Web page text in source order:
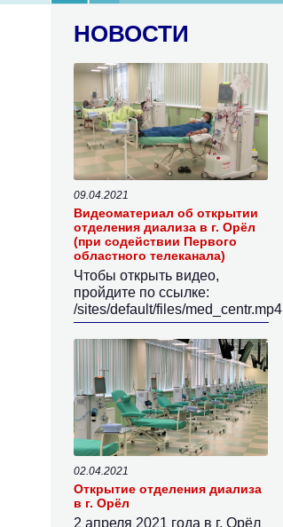
НОВОСТИ
09.04.2021
Видеоматериал об открытии
отделения диализа в г. Орёл
(при содействии Первого
областного телеканала)
Чтобы открыть видео,
пройдите по ссылке:
/sites/default/files/med_centr.mp4
02.04.2021
Открытие отделения диализа
в г. Орёл
2 апреля 2021 года в г. Орёл